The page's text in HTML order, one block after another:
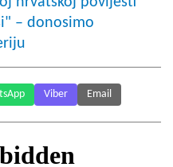
– donosimo
Viber Email